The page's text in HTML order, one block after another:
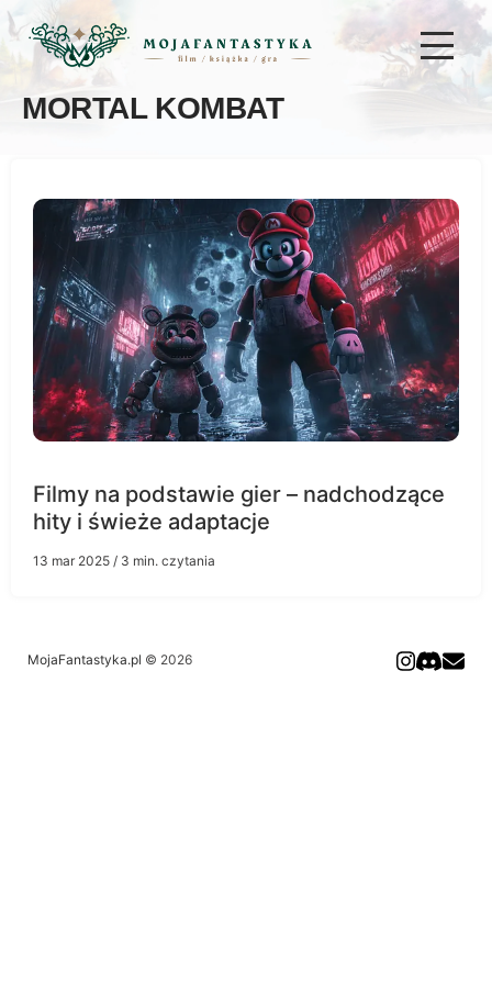
MORTAL KOMBAT
Filmy na podstawie gier – nadchodzące
hity i świeże adaptacje
13 mar 2025 / 3 min. czytania
MojaFantastyka.pl © 2026